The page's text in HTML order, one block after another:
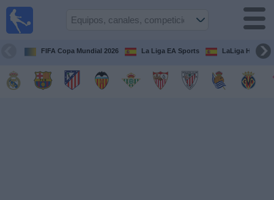
FIFA Copa Mundial 2026 La Liga EA Sports LaLiga
Guía de
Televisados